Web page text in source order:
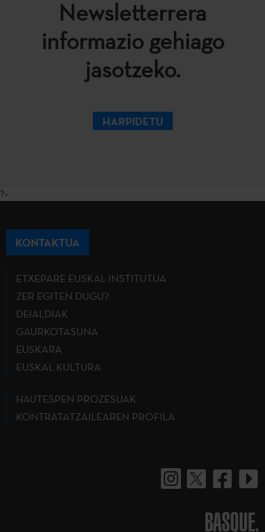
Newsletterrera
informazio gehiago
jasotzeko.
HARPIDETU
?>
KONTAKTUA
ETXEPARE EUSKAL INSTITUTUA
ZER EGITEN DUGU?
DEIALDIAK
GAURKOTASUNA
EUSKARA
EUSKAL KULTURA
HAUTESPEN PROZESUAK
KONTRATATZAILEAREN PROFILA
BASQUE.